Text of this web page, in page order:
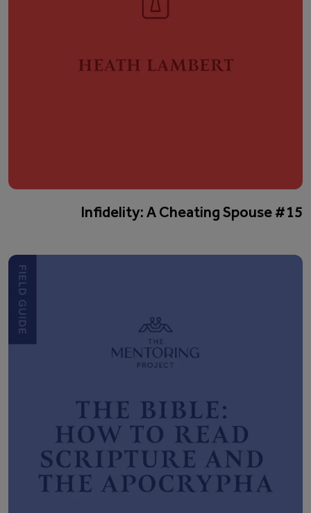
#15 Infidelity: A Cheating Spouse